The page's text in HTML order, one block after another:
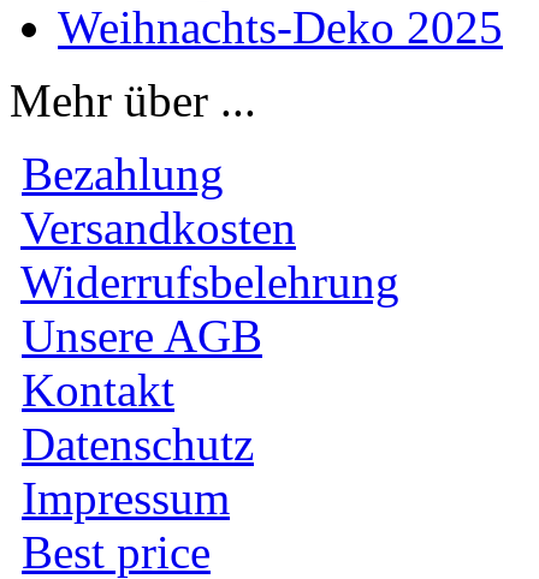
Weihnachts-Deko 2025
Mehr über ...
Bezahlung
Versandkosten
Widerrufsbelehrung
Unsere AGB
Kontakt
Datenschutz
Impressum
Best price